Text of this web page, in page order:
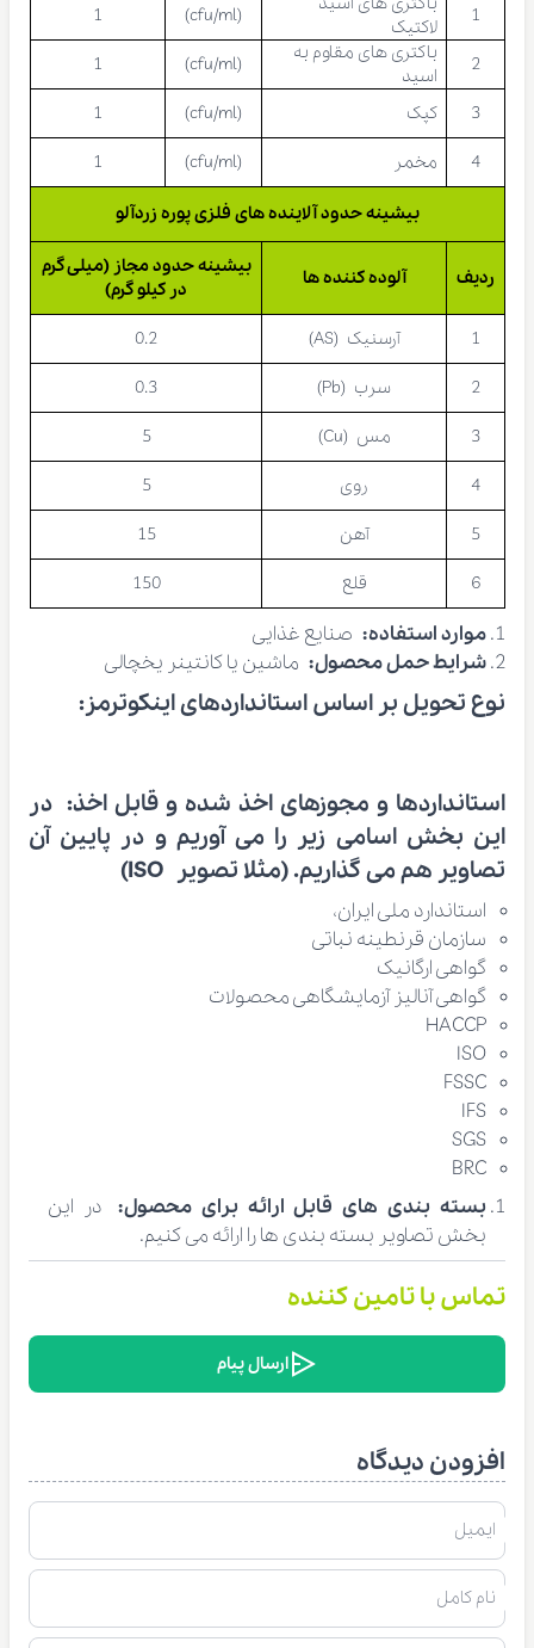
1
لاکتیک
(cfu/ml)
1
2
باکتری های مقاوم به
اسید
(cfu/ml)
1
3 کپک (cfu/ml)
1
4 مخمر (cfu/ml)
1
بیشینه حدود آلاینده های فلزی پوره زردآلو
ردیف آلوده کننده ها
بیشینه حدود مجاز (میلی گرم
در کیلو گرم)
1 آرسنیک (AS) 0.2
2 سرب (Pb) 0.3
3 مس (Cu) 5
4 روی 5
5 آهن 15
6 قلع 150
موارد استفاده: صنایع غذایی
شرایط حمل محصول: ماشین یا کانتینر یخچالی
نوع تحویل بر اساس استانداردهای اینکوترمز:
استانداردها و مجوزهای اخذ شده و قابل اخذ: در
این بخش اسامی زیر را می آوریم و در پایین آن
تصاویر هم می گذاریم. (مثلا تصویر ISO)
استاندارد ملی ایران،
سازمان قرنطینه نباتی
گواهی ارگانیک
گواهی آنالیز آزمایشگاهی محصولات
HACCP
ISO
FSSC
IFS
SGS
BRC
بسته بندی های قابل ارائه برای محصول: در این
بخش تصاویر بسته بندی ها را ارائه می کنیم.
تماس با تامین کننده
ارسال پیام
افزودن دیدگاه
ایمیل
نام کامل